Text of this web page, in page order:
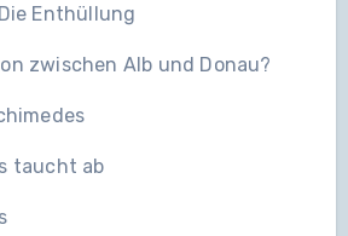
Enthüllung
zwischen Alb und Donau?
taucht ab